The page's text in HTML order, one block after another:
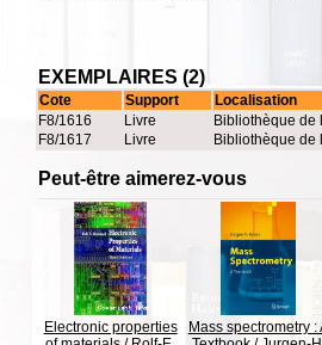
EXEMPLAIRES (2)
Cote Support
Localisation
F8/1616
Livre
Bibliothèque de
F8/1617
Livre Bibliothèque de
Peut-être aimerez-vous
Electronic properties
Mass spectrometry :